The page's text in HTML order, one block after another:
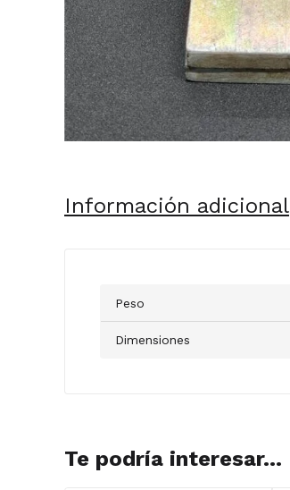
Información adicional
Peso
Dimensiones
Te podría interesar...